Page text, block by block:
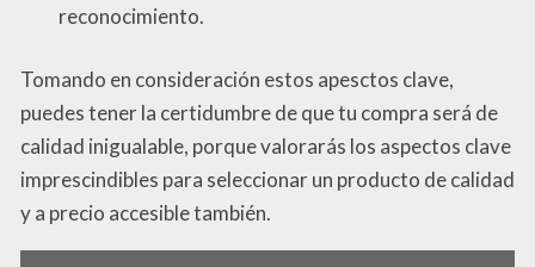
reconocimiento.
Tomando en consideración estos apesctos clave,
puedes tener la certidumbre de que tu compra será de
calidad inigualable, porque valorarás los aspectos clave
imprescindibles para seleccionar un producto de calidad
y a precio accesible también.